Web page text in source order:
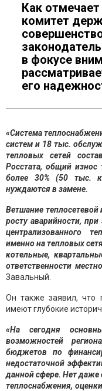
Как
комитет
в фокусе
его
«Система
систем и 18 тыс.
тепловых сетей
Росстата, общий износ
более 30% (50 тыс.
нуждаются в замене.
Ветшание
росту аварийности,
централизованного
именно на тепловых
котельные,
ответственности
Завальный.
Он также заявил, что
имеют глубокие
«На сегодня
возможностей
бюджетов по
недостаточной
данной сфере. Нет даже
теплоснабжения,